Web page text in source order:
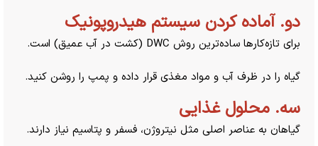
دو. آماده کردن سیستم هیدروپونیک
برای تازه‌کار‌ها ساده‌ترین روش DWC (کشت در آب عمیق) است.
گیاه را در ظرف آب و مواد مغذی قرار داده و پمپ را روشن کنید.
سه. محلول غذایی
گیاهان به عناصر اصلی مثل نیتروژن، فسفر و پتاسیم نیاز دارند.